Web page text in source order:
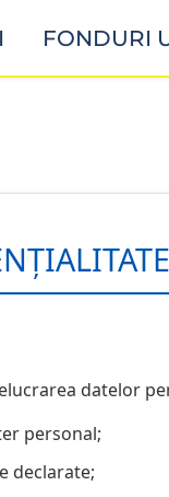
FONDURI
datelor
personal;
declarate;